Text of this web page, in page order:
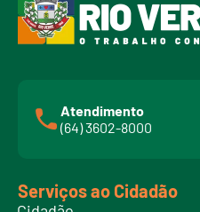
Atendimento
(64) 3602-8000
Serviços ao Cidadão